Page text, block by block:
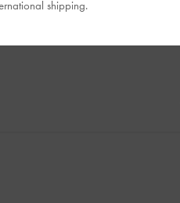
快適さ shipping.